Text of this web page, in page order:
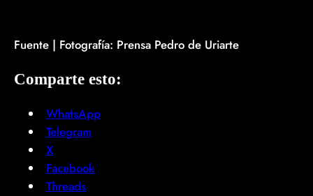
Fuente | Fotografía: Prensa Pedro de Uriarte
Comparte esto:
WhatsApp
Telegram
X
Facebook
Threads